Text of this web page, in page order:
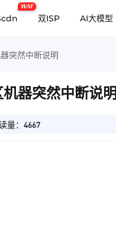
WAF
双ISP AI大模型
突然中断说明
器突然中断说明
量：4667